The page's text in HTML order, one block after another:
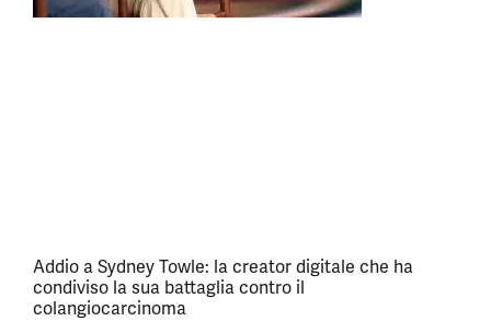
Addio a Sydney Towle: la creator digitale che ha
condiviso la sua battaglia contro il
colangiocarcinoma